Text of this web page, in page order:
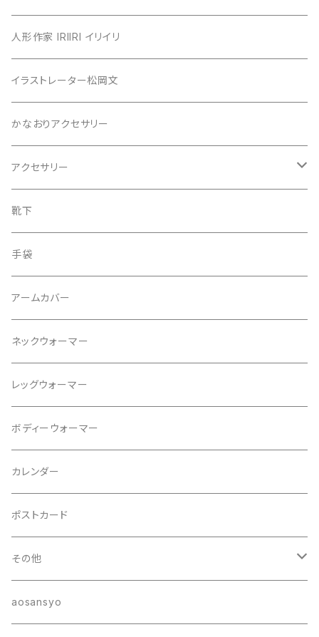
カットソー
チュニック
ニット
ベスト
ワンピース
スカート
タンクトップ
プルオーバー
パンツ
ジャケット
人形作家 IRIIRI イリイリ
イラストレーター松岡文
かなおりアクセサリー
アクセサリー
ピアス
イヤリング
ネックレス
ブレスレット
ブローチ
ヘアゴム
靴下
手袋
アームカバー
ネックウォーマー
レッグウォーマー
ボディーウォーマー
カレンダー
ポストカード
その他
ポーチ
aosansyo